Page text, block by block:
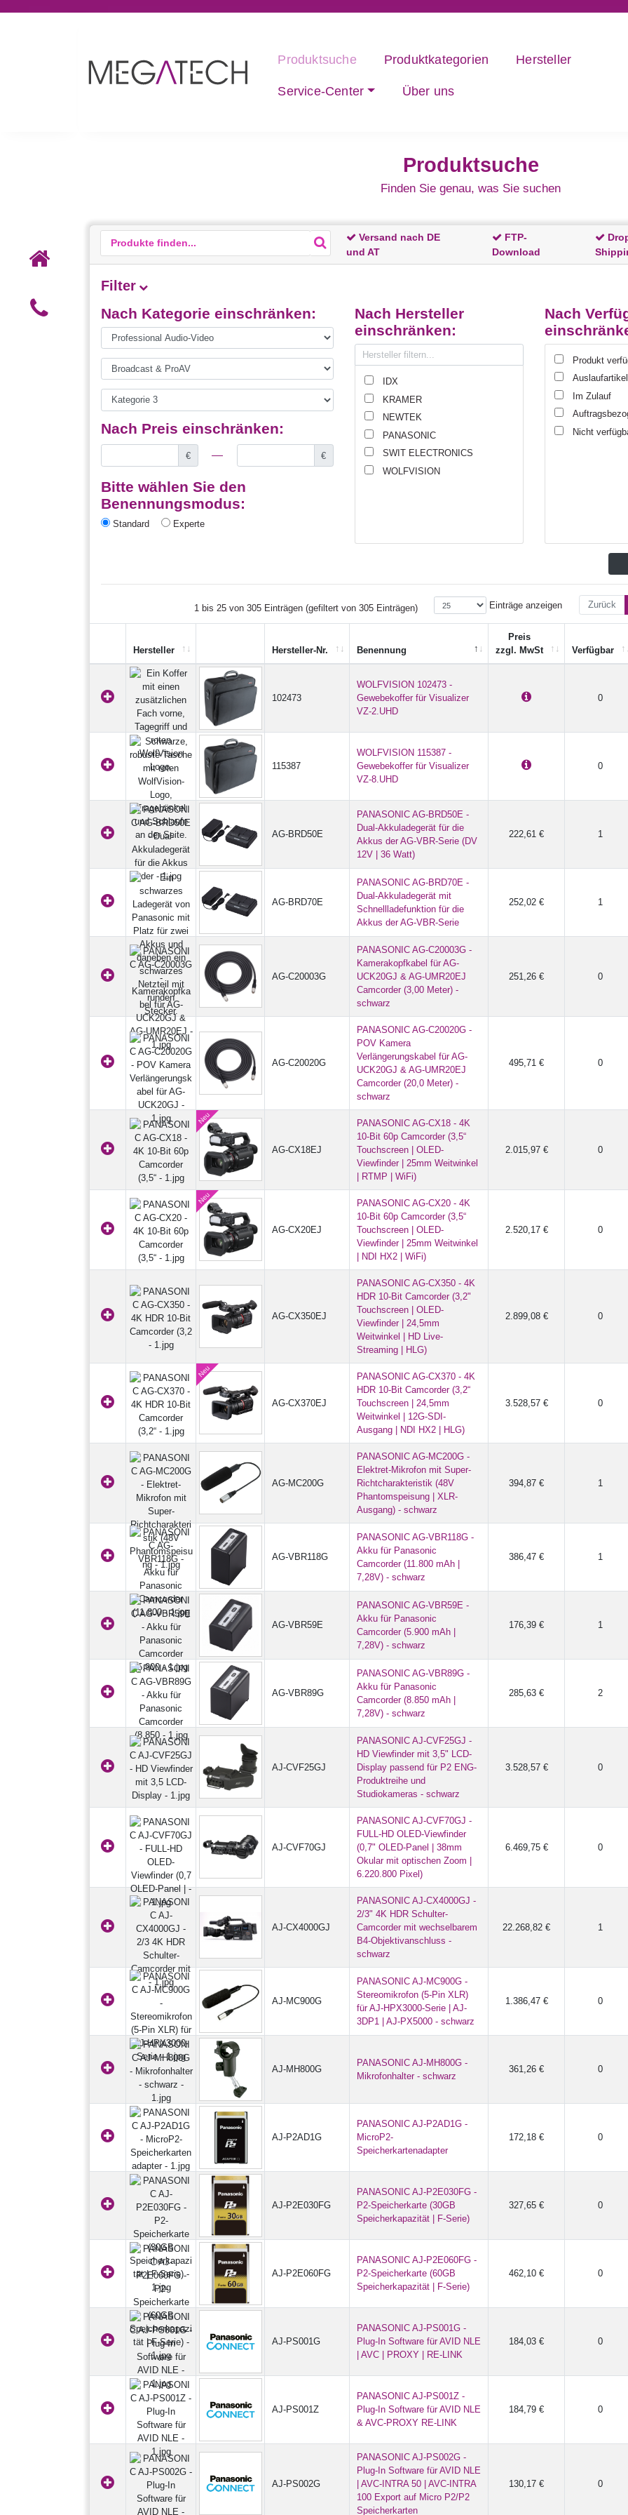
Produktsuche Produktkategorien Hersteller
Service-Center Über uns
Produktsuche
Finden Sie genau, was Sie suchen
Versand nach DE
und AT
FTP-
Download
Filter
Nach Kategorie einschränken:
Nach Preis einschränken:
€ €
Bitte wählen Sie den
Benennungsmodus:
Standard Experte
Nach Hersteller
einschränken:
IDX
KRAMER
NEWTEK
PANASONIC
SWIT ELECTRONICS
WOLFVISION
Nach
Produkt
Auslaufartikel
Im Zulauf
Nicht
Zurück
Einträge anzeigen
1 bis 25 von 305 Einträgen (gefiltert von 305 Einträgen)
Hersteller Hersteller-Nr. Benennung
Preis
zzgl. MwSt
Verfügbar
102473
WOLFVISION 102473 -
Gewebekoffer für Visualizer
VZ-2.UHD
0
115387
WOLFVISION 115387 -
Gewebekoffer für Visualizer
VZ-8.UHD
0
AG-BRD50E
PANASONIC AG-BRD50E -
Dual-Akkuladegerät für die
Akkus der AG-VBR-Serie (DV
12V | 36 Watt)
222,61 € 1
AG-BRD70E
PANASONIC AG-BRD70E -
Dual-Akkuladegerät mit
Schnellladefunktion für die
Akkus der AG-VBR-Serie
252,02 € 1
AG-C20003G
PANASONIC AG-C20003G -
Kamerakopfkabel für AG-
UCK20GJ & AG-UMR20EJ
Camcorder (3,00 Meter) -
schwarz
251,26 € 0
AG-C20020G
PANASONIC AG-C20020G -
POV Kamera
Verlängerungskabel für AG-
UCK20GJ & AG-UMR20EJ
Camcorder (20,0 Meter) -
schwarz
495,71 € 0
AG-CX18EJ
PANASONIC AG-CX18 - 4K
10-Bit 60p Camcorder (3,5“
Touchscreen | OLED-
Viewfinder | 25mm Weitwinkel
| RTMP | WiFi)
2.015,97 € 0
AG-CX20EJ
PANASONIC AG-CX20 - 4K
10-Bit 60p Camcorder (3,5“
Touchscreen | OLED-
Viewfinder | 25mm Weitwinkel
| NDI HX2 | WiFi)
2.520,17 € 0
AG-CX350EJ
PANASONIC AG-CX350 - 4K
HDR 10-Bit Camcorder (3,2"
Touchscreen | OLED-
Viewfinder | 24,5mm
Weitwinkel | HD Live-
Streaming | HLG)
2.899,08 € 0
AG-CX370EJ
PANASONIC AG-CX370 - 4K
HDR 10-Bit Camcorder (3,2“
Touchscreen | 24,5mm
Weitwinkel | 12G-SDI-
Ausgang | NDI HX2 | HLG)
3.528,57 € 0
AG-MC200G
PANASONIC AG-MC200G -
Elektret-Mikrofon mit Super-
Richtcharakteristik (48V
Phantomspeisung | XLR-
Ausgang) - schwarz
394,87 € 1
AG-VBR118G
PANASONIC AG-VBR118G -
Akku für Panasonic
Camcorder (11.800 mAh |
7,28V) - schwarz
386,47 € 1
AG-VBR59E
PANASONIC AG-VBR59E -
Akku für Panasonic
Camcorder (5.900 mAh |
7,28V) - schwarz
176,39 € 1
AG-VBR89G
PANASONIC AG-VBR89G -
Akku für Panasonic
Camcorder (8.850 mAh |
7,28V) - schwarz
285,63 € 2
AJ-CVF25GJ
PANASONIC AJ-CVF25GJ -
HD Viewfinder mit 3,5" LCD-
Display passend für P2 ENG-
Produktreihe und
Studiokameras - schwarz
3.528,57 € 0
AJ-CVF70GJ
PANASONIC AJ-CVF70GJ -
FULL-HD OLED-Viewfinder
(0,7" OLED-Panel | 38mm
Okular mit optischen Zoom |
6.220.800 Pixel)
6.469,75 € 0
AJ-CX4000GJ
PANASONIC AJ-CX4000GJ -
2/3" 4K HDR Schulter-
Camcorder mit wechselbarem
B4-Objektivanschluss -
schwarz
22.268,82 € 1
AJ-MC900G
PANASONIC AJ-MC900G -
Stereomikrofon (5-Pin XLR)
für AJ-HPX3000-Serie | AJ-
3DP1 | AJ-PX5000 - schwarz
1.386,47 € 0
AJ-MH800G
PANASONIC AJ-MH800G -
Mikrofonhalter - schwarz
361,26 € 0
AJ-P2AD1G
PANASONIC AJ-P2AD1G -
MicroP2-
Speicherkartenadapter
172,18 € 0
AJ-P2E030FG
PANASONIC AJ-P2E030FG -
P2-Speicherkarte (30GB
Speicherkapazität | F-Serie)
327,65 € 0
AJ-P2E060FG
PANASONIC AJ-P2E060FG -
P2-Speicherkarte (60GB
Speicherkapazität | F-Serie)
462,10 € 0
AJ-PS001G
PANASONIC AJ-PS001G -
Plug-In Software für AVID NLE
| AVC | PROXY | RE-LINK
184,03 € 0
AJ-PS001Z
PANASONIC AJ-PS001Z -
Plug-In Software für AVID NLE
& AVC-PROXY RE-LINK
184,79 € 0
AJ-PS002G
PANASONIC AJ-PS002G -
Plug-In Software für AVID NLE
| AVC-INTRA 50 | AVC-INTRA
100 Export auf Micro P2/P2
Speicherkarten
130,17 € 0